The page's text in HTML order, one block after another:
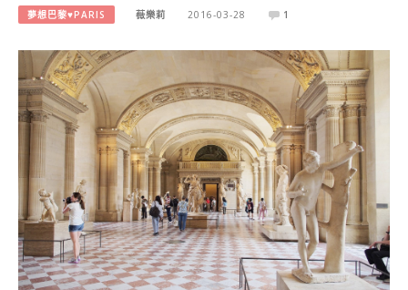
夢想巴黎♥PARIS 薇樂莉 2016-03-28 1